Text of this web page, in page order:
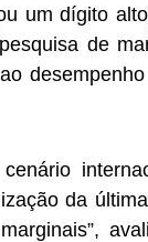
um dígito
de
da